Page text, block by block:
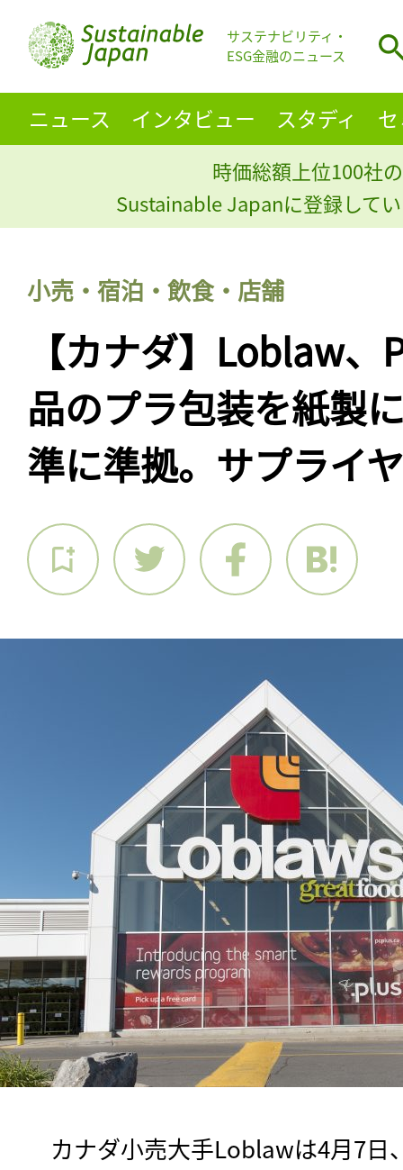
サステナビリティ・
ESG金融のニュース
ニュース インタビュー スタディ
時価総額上位100社
Sustainable Japanに登録して
小売・宿泊・飲食・店舗
【カナダ】Loblaw
品のプラ包装を紙製
準に準拠。サプライ
カナダ小売大手Loblawは4月7日